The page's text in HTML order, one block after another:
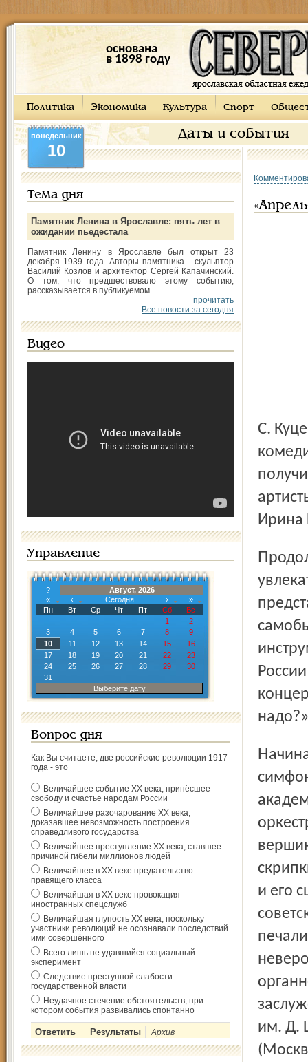
основана
в 1898 году
Политика Экономика Культура Спорт
Даты и события
понедельник
10
Тема дня
Памятник Ленина в Ярославле: пять лет в
ожидании пьедестала
Памятник Ленину в Ярославле был открыт 23
декабря 1939 года. Авторы памятника - скульптор
Василий Козлов и архитектор Сергей Капачинский.
О том, что предшествовало этому событию,
рассказывается в публикуемом ...
прочитать
Все новости за сегодня
Видео
Управление
?
Август, 2026
«
‹ Сегодня ›
»
Пн
Вт Ср Чт Пт Сб
Вс
1
2
3
4 5 6 7 8
9
10
11 12 13 14 15
16
17
18 19 20 21 22
23
24
25 26 27 28 29
30
31
Выберите дату
Вопрос дня
Как Вы считаете, две российские революции 1917
года - это
Величайшее событие ХХ века, принёсшее
свободу и счастье народам России
Величайшее разочарование ХХ века,
доказавшее невозможность построения
справедливого государства
Величайшее преступление ХХ века, ставшее
причиной гибели миллионов людей
Величайшее в ХХ веке предательство
правящего класса
Величайшая в ХХ веке провокация
иностранных спецслужб
Величайшая глупость ХХ века, поскольку
участники революций не осознавали последствий
ими совершённого
Всего лишь не удавшийся социальный
эксперимент
Следствие преступной слабости
государственной власти
Неудачное стечение обстоятельств, при
котором события развивались спонтанно
Архив
С. Куценко именно 1 апреля, в понедельник, представляет
Ирина
Продолжая тему хорошего настроения, развлекательно-
Начиная с 5 апреля пройдут традиционные концерты
и его
им. Д.